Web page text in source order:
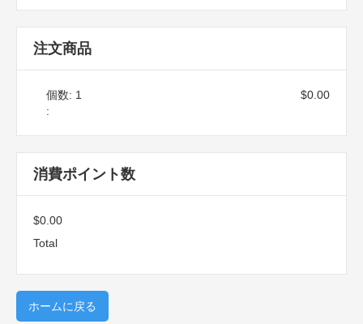
注文商品
1
:
$0.00
消費ポイント数
$0.00
Total
ホームに戻る